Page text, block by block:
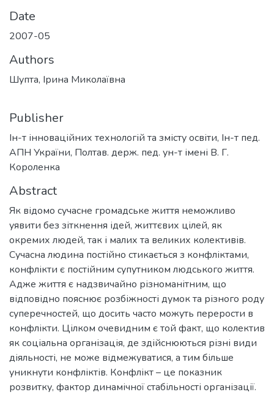
Date
2007-05
Authors
Шупта, Ірина Миколаївна
Publisher
Ін-т інноваційних технологій та змісту освіти, Ін-т пед.
АПН України, Полтав. держ. пед. ун-т імені В. Г.
Короленка
Abstract
Як відомо сучасне громадське життя неможливо
уявити без зіткнення ідей, життєвих цілей, як
окремих людей, так і малих та великих колективів.
Сучасна людина постійно стикається з конфліктами,
конфлікти є постійним супутником людського життя.
Адже життя є надзвичайно різноманітним, що
відповідно пояснює розбіжності думок та різного роду
суперечностей, що досить часто можуть перерости в
конфлікти. Цілком очевидним є той факт, що колектив
як соціальна організація, де здійснюються різні види
діяльності, не може відмежуватися, а тим більше
уникнути конфліктів. Конфлікт – це показник
розвитку, фактор динамічної стабільності організації.